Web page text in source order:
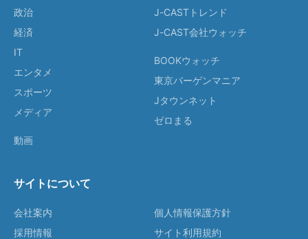
政治
経済
IT
エンタメ
スポーツ
メディア
動画
J-CASTトレンド
J-CAST会社ウォッチ
BOOKウォッチ
東京バーゲンマニア
Jタウンネット
ゼロまる
サイトについて
会社案内
採用情報
個人情報保護方針
サイト利用規約